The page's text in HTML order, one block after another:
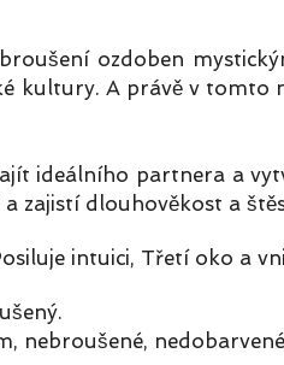
ozdoben
kultury. A právě v tomto
ideálního partnera a
zajistí dlouhověkost a
intuici, Třetí oko a
nebroušené,